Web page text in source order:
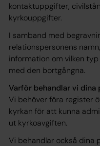
kontaktuppgifter,
kyrkouppgifter.
I samband med
relationspersonens
information om vilken
med den bortgångna.
Varför behandlar vi dina
Vi behöver föra register
kyrkan för att kunna
ut kyrkoavgiften.
Vi behandlar också dina